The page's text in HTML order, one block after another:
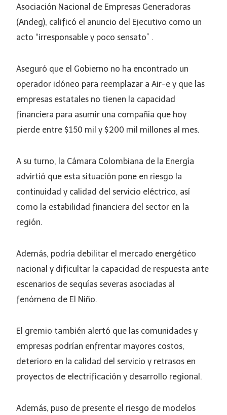
Asociación Nacional de Empresas Generadoras
(Andeg), calificó el anuncio del Ejecutivo como un
acto “irresponsable y poco sensato” .
Aseguró que el Gobierno no ha encontrado un
operador idóneo para reemplazar a Air-e y que las
empresas estatales no tienen la capacidad
financiera para asumir una compañía que hoy
pierde entre $150 mil y $200 mil millones al mes.
A su turno, la Cámara Colombiana de la Energía
advirtió que esta situación pone en riesgo la
continuidad y calidad del servicio eléctrico, así
como la estabilidad financiera del sector en la
región.
Además, podría debilitar el mercado energético
nacional y dificultar la capacidad de respuesta ante
escenarios de sequías severas asociadas al
fenómeno de El Niño.
El gremio también alertó que las comunidades y
empresas podrían enfrentar mayores costos,
deterioro en la calidad del servicio y retrasos en
proyectos de electrificación y desarrollo regional.
Además, puso de presente el riesgo de modelos